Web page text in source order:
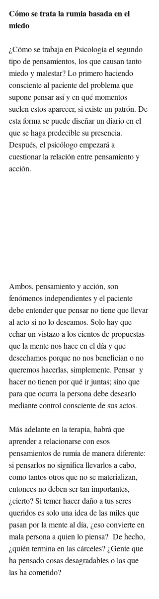
Cómo se trata la rumia basada en el
miedo
¿Cómo se trabaja en Psicología el segundo
tipo de pensamientos, los que causan tanto
miedo y malestar? Lo primero haciendo
consciente al paciente del problema que
supone pensar así y en qué momentos
suelen estos aparecer, si existe un patrón. De
esta forma se puede diseñar un diario en el
que se haga predecible su presencia.
Después, el psicólogo empezará a
cuestionar la relación entre pensamiento y
acción.
Ambos, pensamiento y acción, son
fenómenos independientes y el paciente
debe entender que pensar no tiene que llevar
al acto si no lo deseamos. Solo hay que
echar un vistazo a los cientos de propuestas
que la mente nos hace en el día y que
desechamos porque no nos benefician o no
queremos hacerlas, simplemente. Pensar  y
hacer no tienen por qué ir juntas; sino que
para que ocurra la persona debe desearlo
mediante control consciente de sus actos.
Más adelante en la terapia, habrá que
aprender a relacionarse con esos
pensamientos de rumia de manera diferente:
si pensarlos no significa llevarlos a cabo,
como tantos otros que no se materializan,
entonces no deben ser tan importantes,
¿cierto? Si temer hacer daño a tus seres
queridos es solo una idea de las miles que
pasan por la mente al día, ¿eso convierte en
mala persona a quien lo piensa?  De hecho,
¿quién termina en las cárceles? ¿Gente que
ha pensado cosas desagradables o las que
las ha cometido?